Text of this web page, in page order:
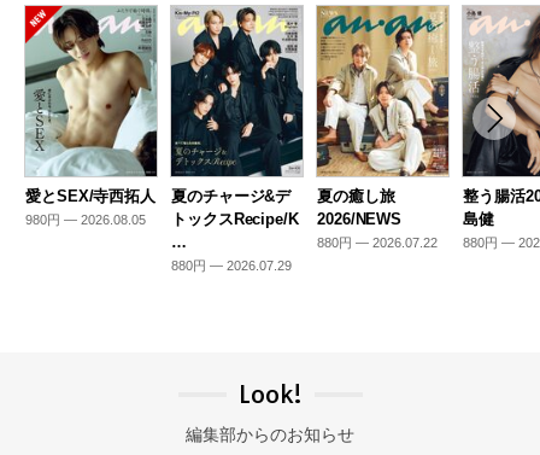
愛とSEX/寺西拓人
980円 — 2026.08.05
夏のチャージ&デ
トックスRecipe/K
…
880円 — 2026.07.29
夏の癒し旅
2026/NEWS
880円 — 2026.07.22
整う腸活
島健
880円 —
Look!
編集部からのお知らせ